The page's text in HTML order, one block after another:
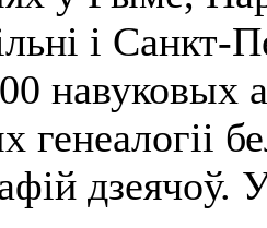
і Санкт-
навуковых
генеалогіі
дзеячоў.